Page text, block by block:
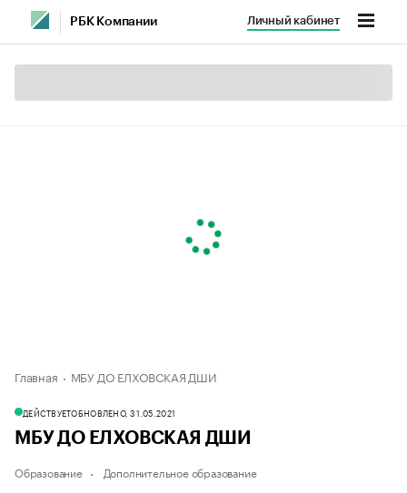
РБК Компании Личный кабинет
Главная МБУ ДО ЕЛХОВСКАЯ ДШИ
ДЕЙСТВУЕТОБНОВЛЕНО, 31.05.2021
МБУ ДО ЕЛХОВСКАЯ ДШИ
Образование Дополнительное образование